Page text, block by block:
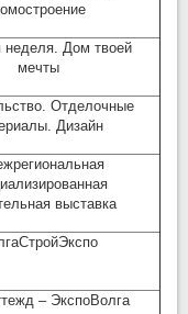
неделя. Дом твоей
мечты
Отделочные
Дизайн
выставка
– ЭкспоВолга